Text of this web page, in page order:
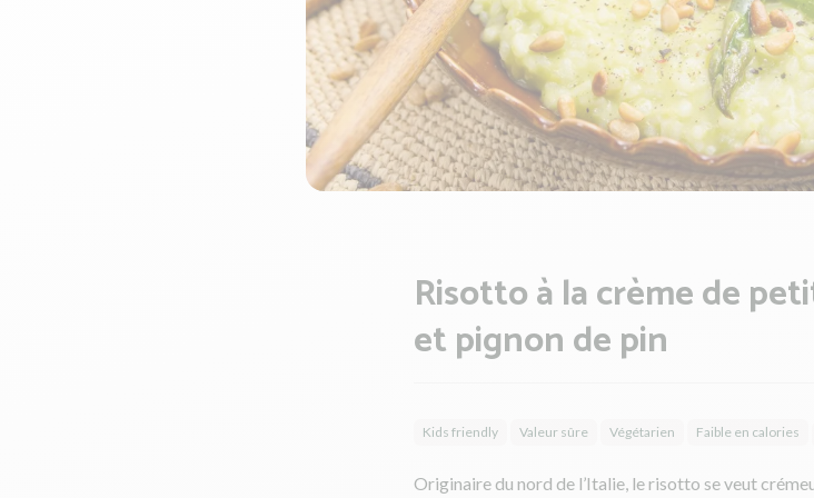
Risotto à la crème de
et pignon de pin
Kids friendly Valeur sûre Végétarien Faible en calories
Originaire du nord de l’Italie, le risotto se veut